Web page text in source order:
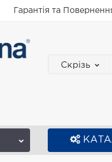
Гарантія та
Скрізь